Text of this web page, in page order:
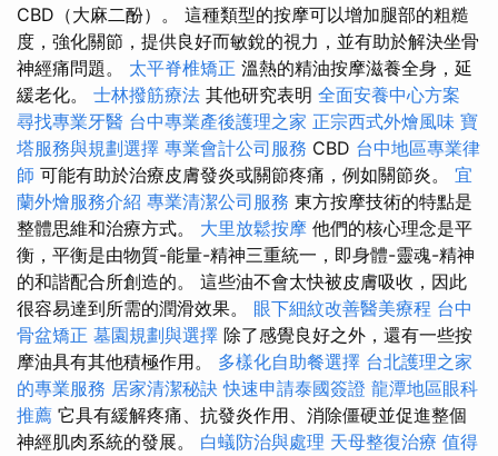
CBD（大麻二酚）。 這種類型的按摩可以增加腿部的粗糙
度，強化關節，提供良好而敏銳的視力，並有助於解決坐骨
神經痛問題。 太平脊椎矯正 溫熱的精油按摩滋養全身，延
緩老化。 士林撥筋療法 其他研究表明 全面安養中心方案
尋找專業牙醫 台中專業產後護理之家 正宗西式外燴風味 寶
塔服務與規劃選擇 專業會計公司服務 CBD 台中地區專業律
師 可能有助於治療皮膚發炎或關節疼痛，例如關節炎。 宜
蘭外燴服務介紹 專業清潔公司服務 東方按摩技術的特點是
整體思維和治療方式。 大里放鬆按摩 他們的核心理念是平
衡，平衡是由物質-能量-精神三重統一，即身體-靈魂-精神
的和諧配合所創造的。 這些油不會太快被皮膚吸收，因此
很容易達到所需的潤滑效果。 眼下細紋改善醫美療程 台中
骨盆矯正 墓園規劃與選擇 除了感覺良好之外，還有一些按
摩油具有其他積極作用。 多樣化自助餐選擇 台北護理之家
的專業服務 居家清潔秘訣 快速申請泰國簽證 龍潭地區眼科
推薦 它具有緩解疼痛、抗發炎作用、消除僵硬並促進整個
神經肌肉系統的發展。 白蟻防治與處理 天母整復治療 值得